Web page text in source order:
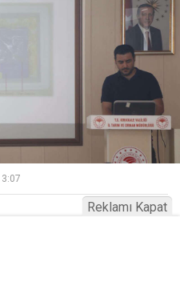
Reklamı Kapat